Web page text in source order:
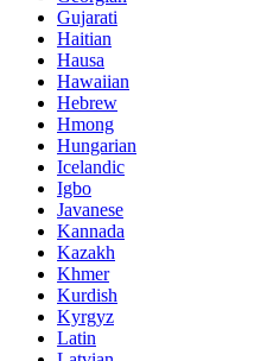
Gujarati
Haitian
Hausa
Hawaiian
Hebrew
Hmong
Hungarian
Icelandic
Igbo
Javanese
Kannada
Kazakh
Khmer
Kurdish
Kyrgyz
Latin